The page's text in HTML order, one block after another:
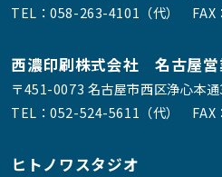
TEL：058-263-4101（代） FAX
西濃印刷株式会社 名古屋営
〒451-0073 名古屋市西区浄心本
TEL：052-524-5611（代） FAX
ヒトノワスタジオ